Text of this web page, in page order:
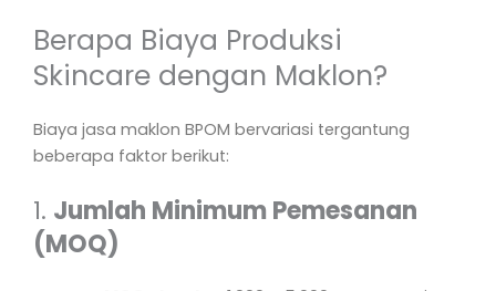
Berapa Biaya Produksi
Skincare dengan Maklon?
Biaya jasa maklon BPOM bervariasi tergantung
beberapa faktor berikut:
1. Jumlah Minimum Pemesanan
(MOQ)